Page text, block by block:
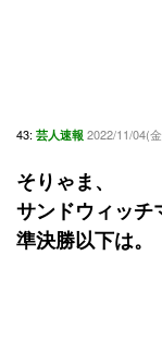
43: 芸人速報 2022/11/04(
そりゃま、
サンドウィッチ
準決勝以下は。